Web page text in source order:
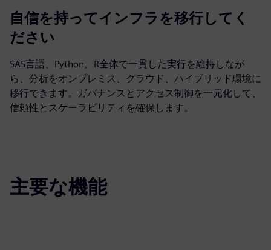
自信を持ってインフラを移行してく
ださい
SAS言語、Python、R全体で一貫した実行を維持しなが
ら、分析をオンプレミス、クラウド、ハイブリッド環境に
移行できます。ガバナンスとアクセス制御を一元化して、
信頼性とスケーラビリティを確保します。
主要な機能